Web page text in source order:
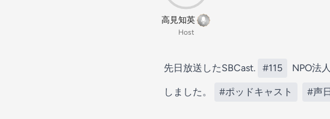
高見知英
Host
先日放送したSBCast. #115 NPO法
しました。 #ポッドキャスト #声